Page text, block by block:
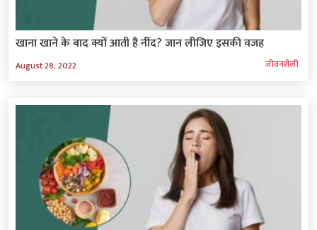
खाना खाने के बाद क्यों आती है नींद? जान लीजिए इसकी वजह
August 28, 2022 जीवनशैली